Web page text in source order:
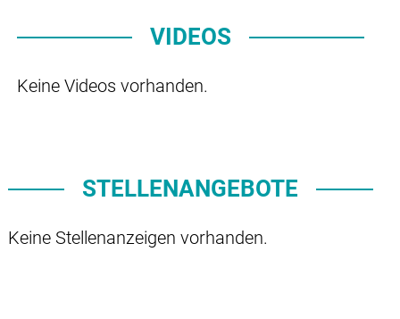
VIDEOS
Keine Videos vorhanden.
STELLENANGEBOTE
Keine Stellenanzeigen vorhanden.